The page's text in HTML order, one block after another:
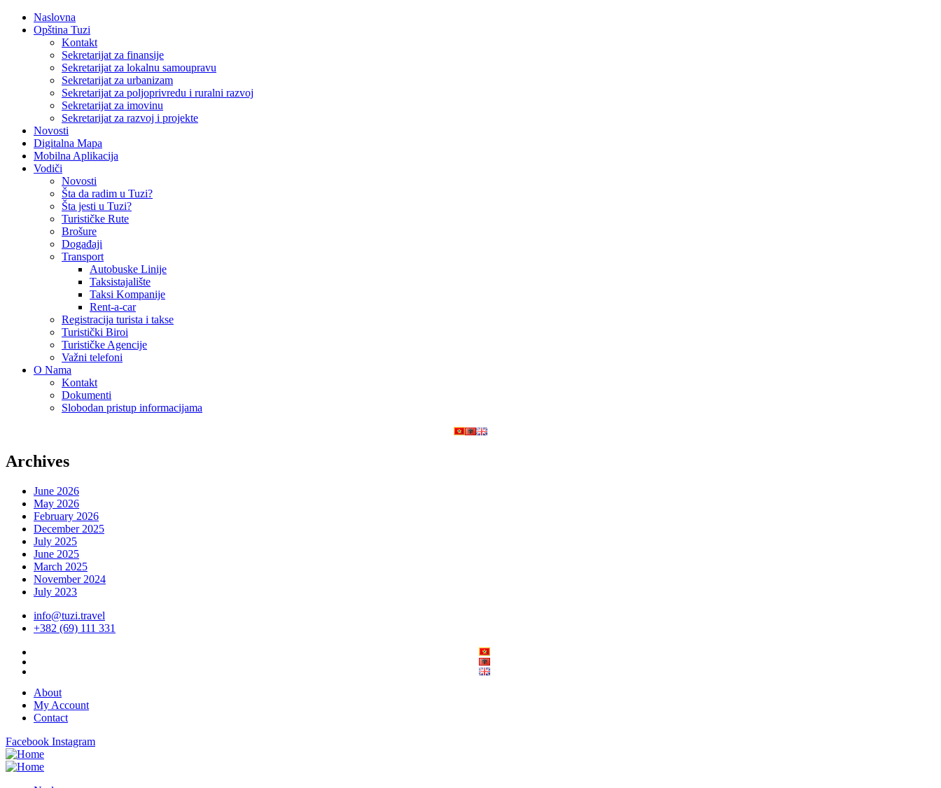
Naslovna
Opština Tuzi
Kontakt
Sekretarijat za finansije
Sekretarijat za lokalnu samoupravu
Sekretarijat za urbanizam
Sekretarijat za poljoprivredu i ruralni razvoj
Sekretarijat za imovinu
Sekretarijat za razvoj i projekte
Novosti
Digitalna Mapa
Mobilna Aplikacija
Vodiči
Novosti
Šta da radim u Tuzi?
Šta jesti u Tuzi?
Turističke Rute
Brošure
Događaji
Transport
Autobuske Linije
Taksistajalište
Taksi Kompanije
Rent-a-car
Registracija turista i takse
Turistički Biroi
Turističke Agencije
Važni telefoni
O Nama
Kontakt
Dokumenti
Slobodan pristup informacijama
Archives
June 2026
May 2026
February 2026
December 2025
July 2025
June 2025
March 2025
November 2024
July 2023
info@tuzi.travel
+382 (69) 111 331
About
My Account
Contact
Facebook Instagram